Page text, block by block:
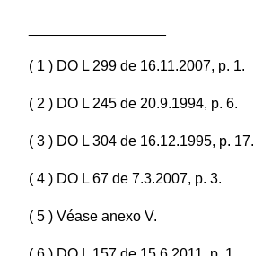
( 1 ) DO L 299 de 16.11.2007, p. 1.
( 2 ) DO L 245 de 20.9.1994, p. 6.
( 3 ) DO L 304 de 16.12.1995, p. 17.
( 4 ) DO L 67 de 7.3.2007, p. 3.
( 5 ) Véase anexo V.